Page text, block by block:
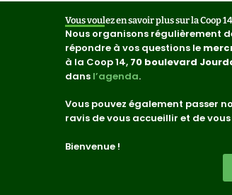
Vous voulez en savoir plus sur la Coop
Nous organisons régulièrement
répondre à vos questions le
à la Coop 14, 70 boulevard
dans l’agenda.
Vous pouvez également passer
ravis de vous accueillir et de
Bienvenue !